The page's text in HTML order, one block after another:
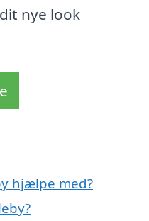
nye look
hjælpe med?